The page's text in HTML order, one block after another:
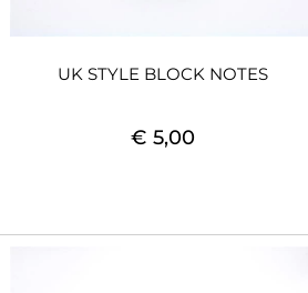
UK STYLE BLOCK NOTES
€ 5,00